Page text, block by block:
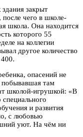
закрыт
чего в школе-
школа. Она находится
которого 55
на коллегии
другое количество
опасений не
побывавшая там
школой-игрушкой: «В
и развития
с любовью
уют. На чём ни